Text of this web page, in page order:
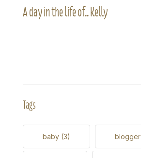
A day in the life of.. Kelly
Tags
baby (3) blogger